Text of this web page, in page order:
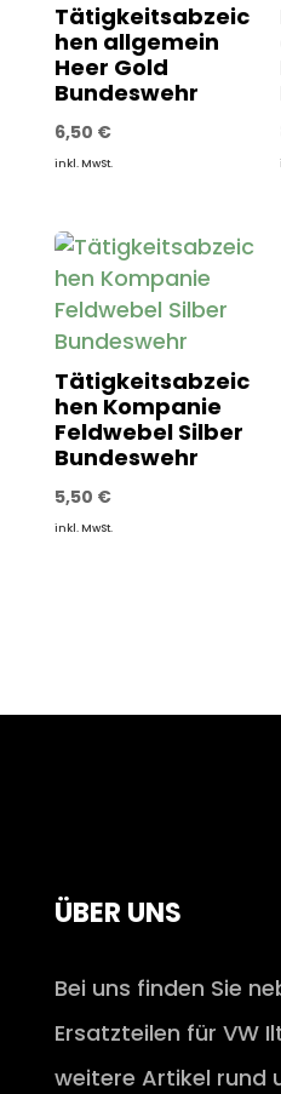
Tätigkeitsabzeic
hen allgemein
Heer Gold
Bundeswehr
6,50 €
inkl. MwSt.
Tätigkeitsabzeic
hen Kompanie
Feldwebel Silber
Bundeswehr
5,50 €
inkl. MwSt.
ÜBER UNS
Bei uns finden Sie
Ersatzteilen für VW
weitere Artikel rund